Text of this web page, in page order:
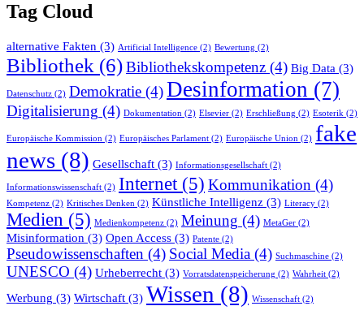
Tag Cloud
alternative Fakten (3) Artificial Intelligence (2) Bewertung (2)
Bibliothek (6)Bibliothekskompetenz (4) Big Data (3)
Datenschutz (2) Demokratie (4)Desinformation (7)
Digitalisierung (4) Dokumentation (2) Elsevier (2) Erschließung (2) Esoterik (2)
Europäische Kommission (2) Europäisches Parlament (2) Europäische Union (2) fake
news (8) Gesellschaft (3) Informationsgesellschaft (2)
Informationswissenschaft (2) Internet(5) Kommunikation (4)
Kompetenz (2) Kritisches Denken (2) Künstliche Intelligenz (3) Literacy (2)
Medien (5) Medienkompetenz (2) Meinung (4) MetaGer (2)
Misinformation (3) Open Access (3) Patente (2)
Pseudowissenschaften (4) Social Media (4) Suchmaschine (2)
UNESCO (4) Urheberrecht (3) Vorratsdatenspeicherung (2) Wahrheit (2)
Werbung (3) Wirtschaft (3) Wissen (8) Wissenschaft (2)